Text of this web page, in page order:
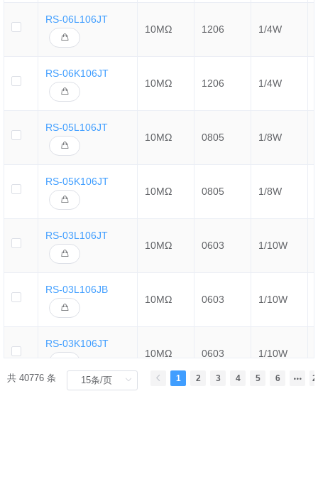
RS-06L106JT
10MΩ
1206 1/4W
RS-06K106JT
10MΩ
1206 1/4W
RS-05L106JT
10MΩ
0805 1/8W
RS-05K106JT
10MΩ
0805 1/8W
RS-03L106JT
10MΩ
0603 1/10W
RS-03L106JB
10MΩ
0603 1/10W
RS-03K106JT
10MΩ
0603 1/10W
共 40776 条 1 2 3 4 5 6